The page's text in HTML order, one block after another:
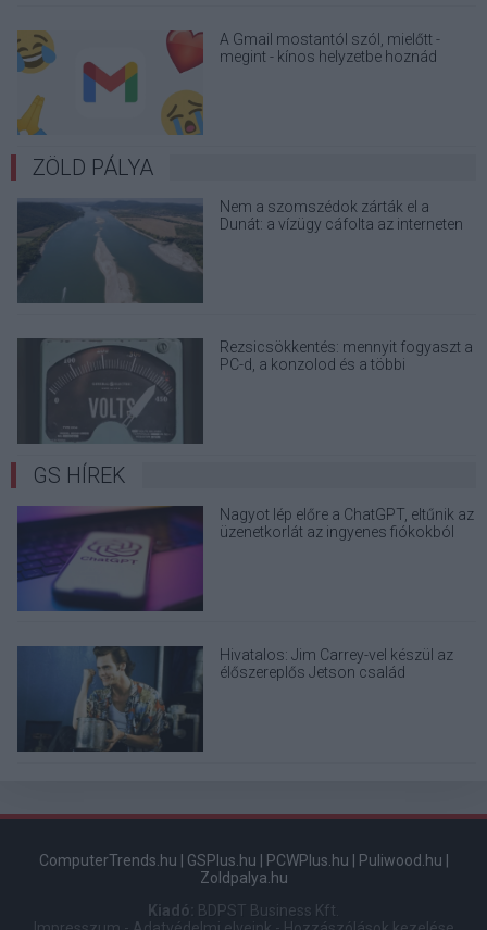
A Gmail mostantól szól, mielőtt -
megint - kínos helyzetbe hoznád
ZÖLD PÁLYA
Nem a szomszédok zárták el a
Dunát: a vízügy cáfolta az interneten
Rezsicsökkentés: mennyit fogyaszt a
PC-d, a konzolod és a többi
GS HÍREK
Nagyot lép előre a ChatGPT, eltűnik az
üzenetkorlát az ingyenes fiókokból
Hivatalos: Jim Carrey-vel készül az
élőszereplős Jetson család
ComputerTrends.hu GSPlus.hu PCWPlus.hu Puliwood.hu
Zoldpalya.hu
Kiadó:
BDPST Business Kft.